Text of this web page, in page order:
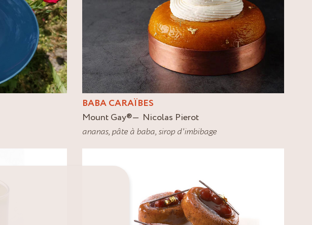
BABA CARAÏBES
Mount Gay®
Nicolas Pierot
ananas, pâte à baba, sirop d'imbibage